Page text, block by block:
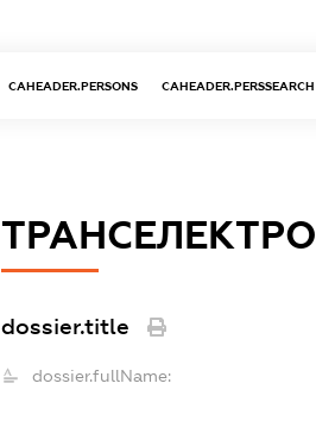
CAHEADER.PERSONS CAHEADER.PERSSEARCH
ТРАНСЕЛЕКТРО
dossier.title
dossier.fullName: